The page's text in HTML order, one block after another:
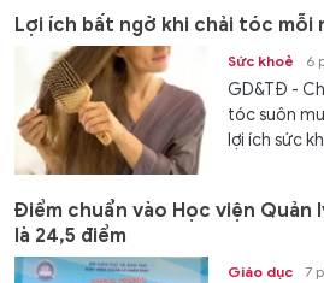
Lợi ích bất ngờ khi chải tóc mỗi
Sức khoẻ 6
GD&TĐ -
tóc suôn
lợi ích sức
Điểm chuẩn vào Học viện Quản
là 24,5 điểm
Giáo dục 7